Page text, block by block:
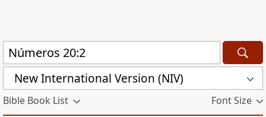
New International Version (NIV)
Bible Book List Font Size